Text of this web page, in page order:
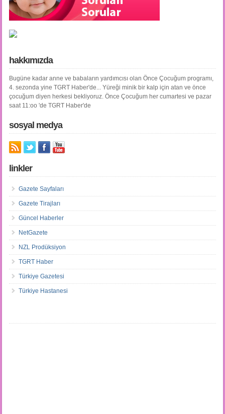
hakkımızda
Bugüne kadar anne ve babaların yardımcısı olan Önce Çocuğum programı,
4. sezonda yine TGRT Haber'de... Yüreği minik bir kalp için atan ve önce
çocuğum diyen herkesi bekliyoruz. Önce Çocuğum her cumartesi ve pazar
saat 11:oo 'de TGRT Haber'de
sosyal medya
linkler
Gazete Sayfaları
Gazete Tirajları
Güncel Haberler
NetGazete
NZL Prodüksiyon
TGRT Haber
Türkiye Gazetesi
Türkiye Hastanesi